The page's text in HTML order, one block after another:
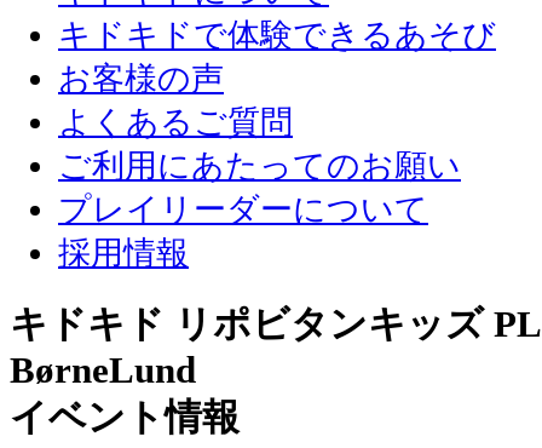
キドキドで体験できるあそび
お客様の声
よくあるご質問
ご利用にあたってのお願い
プレイリーダーについて
採用情報
キドキド リポビタンキッズ
BørneLund
イベント情報